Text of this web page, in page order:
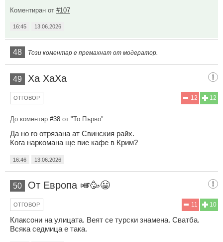
Коментиран от #107
16:45 13.06.2026
48 Този коментар е премахнат от модератор.
49 Ха ХаХа
12
12
ОТГОВОР
До коментар #38 от "То Първо":
Да но го отрязана ат Свинския райх.
Кога наркомана ще пие кафе в Крим?
16:46 13.06.2026
50 От Европа 🎺🥳😀
10
11
ОТГОВОР
Клаксони на улицата. Веят се турски знамена. Сватба.
Всяка седмица е така.